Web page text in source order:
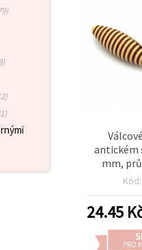
antickém
mm,
hnědé –Kód:
24.45
PRO